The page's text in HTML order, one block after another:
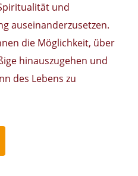
und
auseinanderzusetzen.
die Möglichkeit, über
hinauszugehen und
des Lebens zu